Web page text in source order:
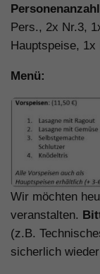
Pers., 2x Nr.3,
Hauptspeise, 1x
Menü:
Wir möchten
veranstalten.
(z.B.
sicherlich